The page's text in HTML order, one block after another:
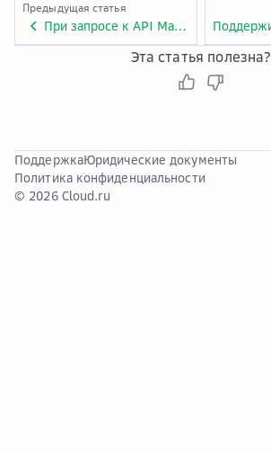
Предыдущая статья
При запросе к API Managed Kubernetes на платформе Облако VMware возникла ошибка. Что делать?
Эта статья полезна?
ПоддержкаЮридические документы
Политика конфиденциальности
© 2026 Cloud.ru